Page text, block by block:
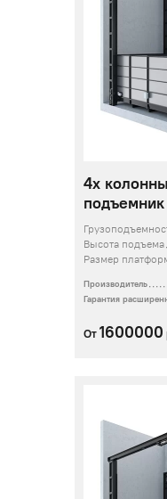
4х
Высота подъема
Размер
Производитель
Гарантия
От 1600000